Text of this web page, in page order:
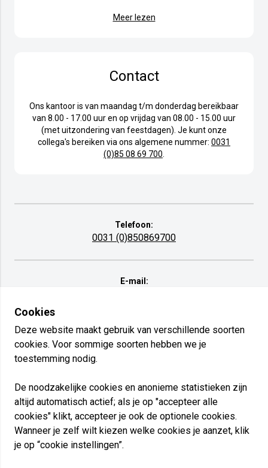
Meer lezen
Contact
Ons kantoor is van maandag t/m donderdag bereikbaar
van 8.00 - 17.00 uur en op vrijdag van 08.00 - 15.00 uur
(met uitzondering van feestdagen). Je kunt onze
collega's bereiken via ons algemene nummer: 0031
(0)85 08 69 700.
Telefoon:
0031 (0)850869700
E-mail:
Daniels Traprenovatie
privacy policy
Cookies
Deze website maakt gebruik van verschillende soorten
cookies. Voor sommige soorten hebben we je
toestemming nodig.
De noodzakelijke cookies en anonieme statistieken zijn
altijd automatisch actief; als je op "accepteer alle
cookies" klikt, accepteer je ook de optionele cookies.
Wanneer je zelf wilt kiezen welke cookies je aanzet, klik
je op “cookie instellingen”.